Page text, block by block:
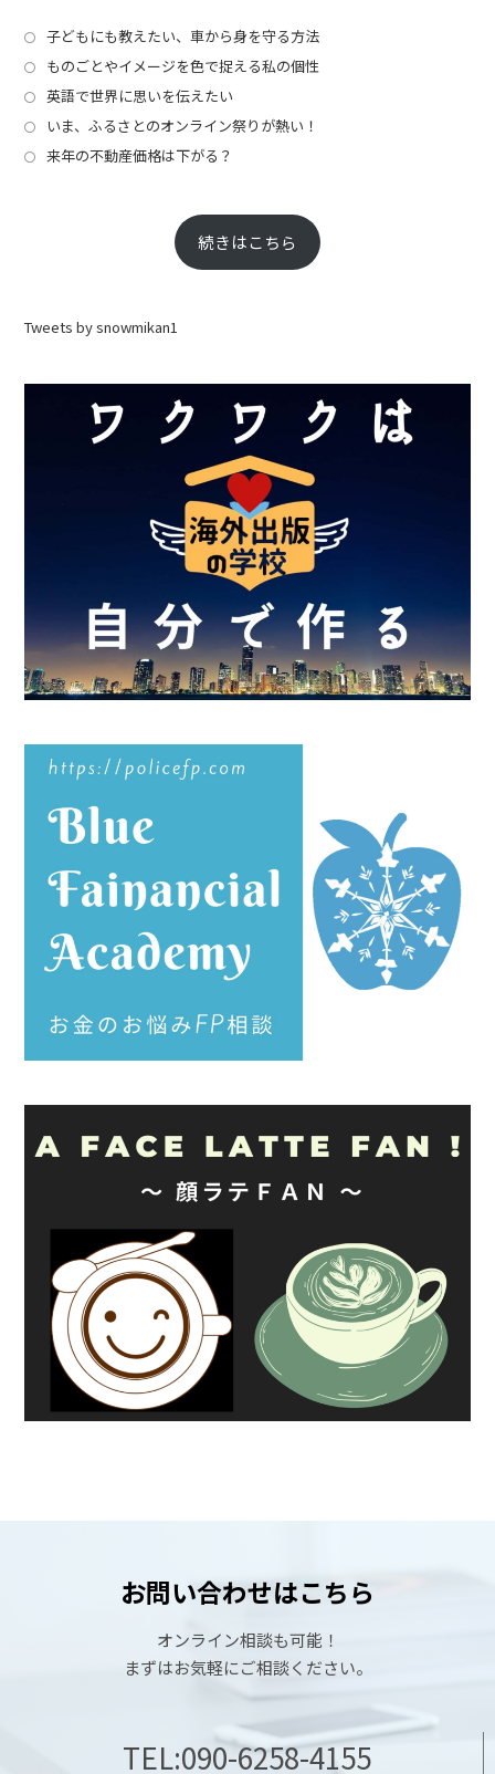
子どもにも教えたい、車から身を守る方法
ものごとやイメージを色で捉える私の個性
英語で世界に思いを伝えたい
いま、ふるさとのオンライン祭りが熱い！
来年の不動産価格は下がる？
続きはこちら
Tweets by snowmikan1
お問い合わせはこちら
オンライン相談も可能！
まずはお気軽にご相談ください。
TEL:090-6258-4155